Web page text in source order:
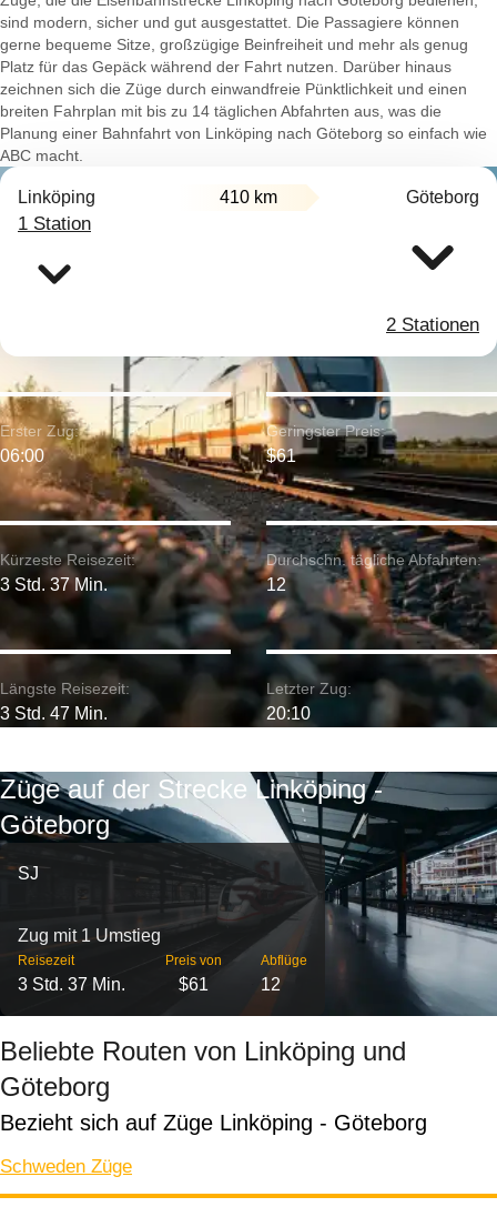
sind modern, sicher und gut ausgestattet. Die Passagiere können
gerne bequeme Sitze, großzügige Beinfreiheit und mehr als genug
Platz für das Gepäck während der Fahrt nutzen. Darüber hinaus
zeichnen sich die Züge durch einwandfreie Pünktlichkeit und einen
breiten Fahrplan mit bis zu 14 täglichen Abfahrten aus, was die
Planung einer Bahnfahrt von Linköping nach Göteborg so einfach wie
ABC macht.
Linköping 410 km Göteborg
1 Station
2 Stationen
Kürzeste Reisezeit:
3 Std. 37 Min.
Erster Zug:
06:00
Längste Reisezeit:
3 Std. 47 Min.
Geringster Preis:
$61
Durchschn. tägliche Abfahrten:
12
Letzter Zug:
20:10
Züge auf der Strecke Linköping -
Göteborg
SJ
Zug mit 1 Umstieg
Reisezeit
3 Std. 37 Min.
Preis von
$61
Abflüge
12
Beliebte Routen von Linköping und
Göteborg
Bezieht sich auf Züge Linköping - Göteborg
Schweden Züge